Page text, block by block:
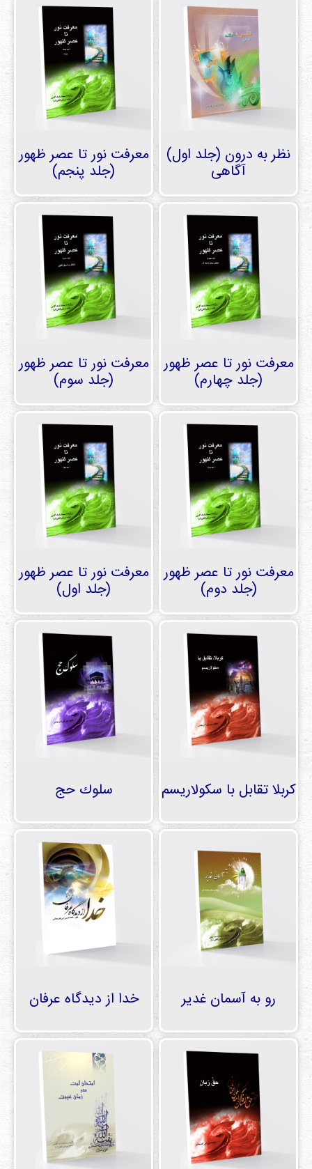
نظر به درون (جلد اول)
آگاهی
معرفت نور تا عصر ظهور
(جلد پنجم)
معرفت نور تا عصر ظهور
(جلد چهارم)
معرفت نور تا عصر ظهور
(جلد سوم)
معرفت نور تا عصر ظهور
(جلد دوم)
معرفت نور تا عصر ظهور
(جلد اول)
كربلا تقابل با سكولاريسم سلوك حج
رو به آسمان غدير خدا از ديدگاه عرفان